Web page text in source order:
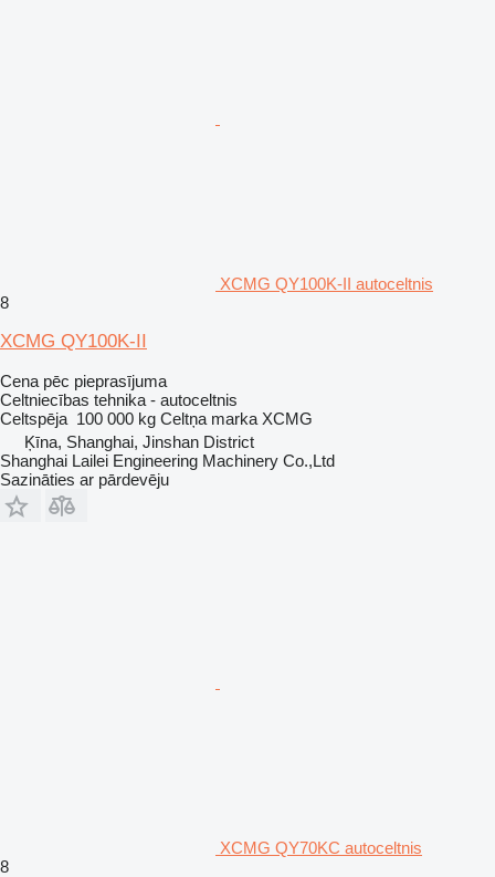
XCMG QY100K-II autoceltnis
8
XCMG QY100K-II
Cena pēc pieprasījuma
Celtniecības tehnika - autoceltnis
Celtspēja 100 000 kg Celtņa marka XCMG
Ķīna, Shanghai, Jinshan District
Shanghai Lailei Engineering Machinery Co.,Ltd
Sazināties ar pārdevēju
XCMG QY70KC autoceltnis
8